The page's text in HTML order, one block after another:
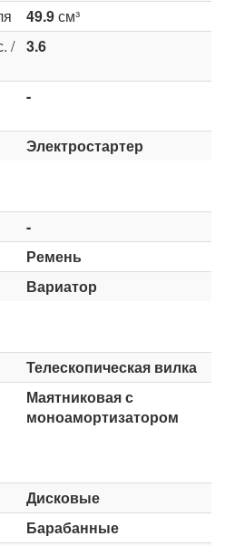
49.9см³
/ 3.6
-
Электростартер
-
Ремень
Вариатор
Телескопическая вилка
Маятниковая с
моноамортизатором
Дисковые
Барабанные